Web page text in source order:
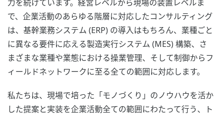
力を続けています。経営レベルから現場の装置レベルま
で、企業活動のあらゆる階層に対応したコンサルティング
は、基幹業務システム (ERP) の導入はもちろん、業種ごと
に異なる要件に応える製造実行システム (MES) 構築、さ
まざまな業種や業態における操業管理、そして制御からフ
ィールドネットワークに至る全ての範囲に対応します。
私たちは、現場で培った「モノづくり」のノウハウを活か
した提案と実装を企業活動全ての範囲にわたって行う、ト